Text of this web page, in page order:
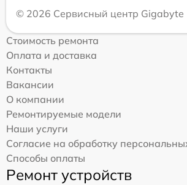
© 2026 Сервисный центр Gigabyte
Стоимость ремонта
Оплата и доставка
Контакты
Вакансии
О компании
Ремонтируемые модели
Наши услуги
Согласие на обработку
Способы оплаты
Ремонт устройств